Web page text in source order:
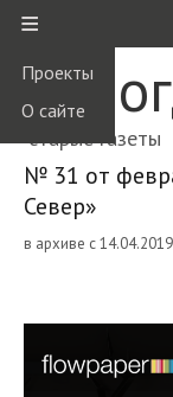
≡
Проекты
О сайте
старые газеты
№ 31 от
Север»
в архиве с 14.04.2019